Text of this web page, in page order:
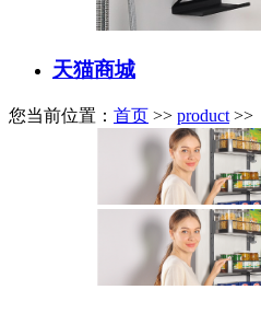
天猫商城
您当前位置： 首页 >> product >>